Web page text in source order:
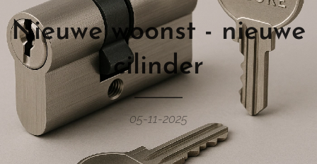
Nieuwe woonst - nieuwe
cilinder
05-11-2025